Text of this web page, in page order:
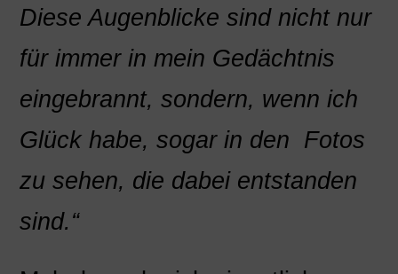
Diese Augenblicke sind nicht nur
für immer in mein Gedächtnis
eingebrannt, sondern, wenn ich
Glück habe, sogar in den Fotos
zu sehen, die dabei entstanden
sind.“